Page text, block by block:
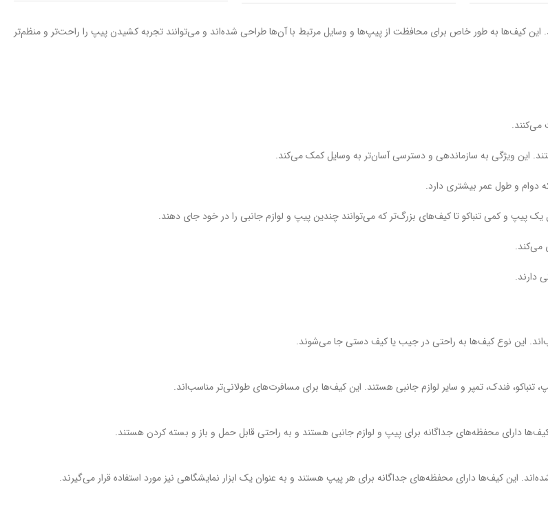
کیف‌ها به طور خاص برای محافظت از پیپ‌ها و وسایل مرتبط با آن‌ها طراحی شده‌اند و می‌توانند تجربه کشیدن پیپ را راحت‌تر و منظم‌تر
می‌کنند.
این ویژگی به سازماندهی و دسترسی آسان‌تر به وسایل کمک می‌کند.
دوام و طول عمر بیشتری دارد.
و کمی تنباکو تا کیف‌های بزرگ‌تر که می‌توانند چندین پیپ و لوازم جانبی را در خود جای دهند.
می‌کند.
دارند.
این نوع کیف‌ها به راحتی در جیب یا کیف دستی جا می‌شوند.
فندک، تمپر و سایر لوازم جانبی هستند. این کیف‌ها برای مسافرت‌های طولانی‌تر مناسب‌اند.
دارای محفظه‌های جداگانه برای پیپ و لوازم جانبی هستند و به راحتی قابل حمل و باز و بسته کردن هستند.
این کیف‌ها دارای محفظه‌های جداگانه برای هر پیپ هستند و به عنوان یک ابزار نمایشگاهی نیز مورد استفاده قرار می‌گیرند.